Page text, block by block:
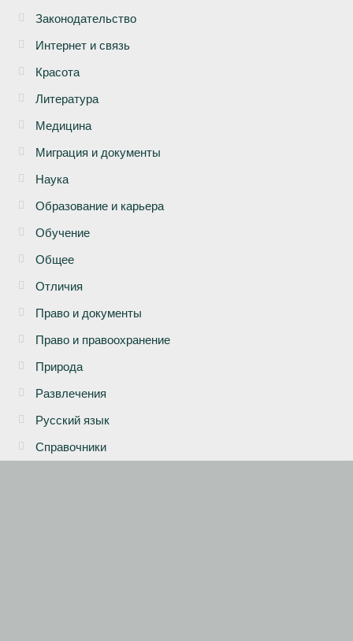
Законодательство
Интернет и связь
Красота
Литература
Медицина
Миграция и документы
Наука
Образование и карьера
Обучение
Общее
Отличия
Право и документы
Право и правоохранение
Природа
Развлечения
Русский язык
Справочники